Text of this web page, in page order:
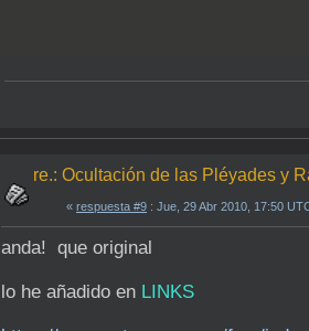
re.: Ocultación de las Pléyades y
« respuesta #9 : Jue, 29 Abr 2010, 17:50
anda! que original
lo he añadido en LINKS